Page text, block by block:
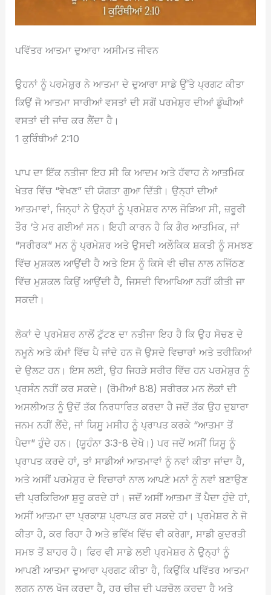
ਪਵਿੱਤਰ ਆਤਮਾ ਦੁਆਰਾ ਅਸੀਮਤ ਜੀਵਨ
ਉਹਨਾਂ ਨੂੰ ਪਰਮੇਸ਼ੁਰ ਨੇ ਆਤਮਾ ਦੇ ਦੁਆਰਾ ਸਾਡੇ ਉੱਤੇ ਪ੍ਰਗਟ ਕੀਤਾ
ਕਿਉਂ ਜੋ ਆਤਮਾ ਸਾਰੀਆਂ ਵਸਤਾਂ ਦੀ ਸਗੋਂ ਪਰਮੇਸ਼ੁਰ ਦੀਆਂ ਡੂੰਘੀਆਂ
ਵਸਤਾਂ ਦੀ ਜਾਂਚ ਕਰ ਲੈਂਦਾ ਹੈ।
1 ਕੁਰਿੰਥੀਆਂ 2:10
ਪਾਪ ਦਾ ਇੱਕ ਨਤੀਜਾ ਇਹ ਸੀ ਕਿ ਆਦਮ ਅਤੇ ਹੱਵਾਹ ਨੇ ਆਤਮਿਕ
ਖੇਤਰ ਵਿੱਚ “ਵੇਖਣ” ਦੀ ਯੋਗਤਾ ਗੁਆ ਦਿੱਤੀ। ਉਨ੍ਹਾਂ ਦੀਆਂ
ਆਤਮਾਵਾਂ, ਜਿਨ੍ਹਾਂ ਨੇ ਉਨ੍ਹਾਂ ਨੂੰ ਪ੍ਰਮੇਸ਼ਰ ਨਾਲ ਜੋੜਿਆ ਸੀ, ਜ਼ਰੂਰੀ
ਤੌਰ ‘ਤੇ ਮਰ ਗਈਆਂ ਸਨ। ਇਹੀ ਕਾਰਨ ਹੈ ਕਿ ਗੈਰ ਆਤਮਿਕ, ਜਾਂ
“ਸਰੀਰਕ” ਮਨ ਨੂੰ ਪ੍ਰਮੇਸ਼ਰ ਅਤੇ ਉਸਦੀ ਅਲੌਕਿਕ ਸ਼ਕਤੀ ਨੂੰ ਸਮਝਣ
ਵਿੱਚ ਮੁਸ਼ਕਲ ਆਉਂਦੀ ਹੈ ਅਤੇ ਇਸ ਨੂੰ ਕਿਸੇ ਵੀ ਚੀਜ਼ ਨਾਲ ਨਜਿੱਠਣ
ਵਿੱਚ ਮੁਸ਼ਕਲ ਕਿਉਂ ਆਉਂਦੀ ਹੈ, ਜਿਸਦੀ ਵਿਆਖਿਆ ਨਹੀਂ ਕੀਤੀ ਜਾ
ਸਕਦੀ।
ਲੋਕਾਂ ਦੇ ਪ੍ਰਮੇਸ਼ਰ ਨਾਲੋਂ ਟੁੱਟਣ ਦਾ ਨਤੀਜਾ ਇਹ ਹੈ ਕਿ ਉਹ ਸੋਚਣ ਦੇ
ਨਮੂਨੇ ਅਤੇ ਕੰਮਾਂ ਵਿੱਚ ਪੈ ਜਾਂਦੇ ਹਨ ਜੋ ਉਸਦੇ ਵਿਚਾਰਾਂ ਅਤੇ ਤਰੀਕਿਆਂ
ਦੇ ਉਲਟ ਹਨ। ਇਸ ਲਈ, ਉਹ ਜਿਹੜੇ ਸਰੀਰ ਵਿੱਚ ਹਨ ਪਰਮੇਸ਼ੁਰ ਨੂੰ
ਪ੍ਰਸੰਨ ਨਹੀਂ ਕਰ ਸਕਦੇ। (ਰੋਮੀਆਂ 8:8) ਸਰੀਰਕ ਮਨ ਲੋਕਾਂ ਦੀ
ਅਸਲੀਅਤ ਨੂੰ ਉਦੋਂ ਤੱਕ ਨਿਰਧਾਰਿਤ ਕਰਦਾ ਹੈ ਜਦੋਂ ਤੱਕ ਉਹ ਦੁਬਾਰਾ
ਜਨਮ ਨਹੀਂ ਲੈਂਦੇ, ਜਾਂ ਯਿਸੂ ਮਸੀਹ ਨੂੰ ਪ੍ਰਾਪਤ ਕਰਕੇ “ਆਤਮਾ ਤੋਂ
ਪੈਦਾ” ਹੁੰਦੇ ਹਨ। (ਯੂਹੰਨਾ 3:3-8 ਦੇਖੋ।) ਪਰ ਜਦੋਂ ਅਸੀਂ ਯਿਸੂ ਨੂੰ
ਪ੍ਰਾਪਤ ਕਰਦੇ ਹਾਂ, ਤਾਂ ਸਾਡੀਆਂ ਆਤਮਾਵਾਂ ਨੂੰ ਨਵਾਂ ਕੀਤਾ ਜਾਂਦਾ ਹੈ,
ਅਤੇ ਅਸੀਂ ਪਰਮੇਸ਼ੁਰ ਦੇ ਵਿਚਾਰਾਂ ਨਾਲ ਆਪਣੇ ਮਨਾਂ ਨੂੰ ਨਵਾਂ ਬਣਾਉਣ
ਦੀ ਪ੍ਰਕਿਰਿਆ ਸ਼ੁਰੂ ਕਰਦੇ ਹਾਂ। ਜਦੋਂ ਅਸੀਂ ਆਤਮਾ ਤੋਂ ਪੈਦਾ ਹੁੰਦੇ ਹਾਂ,
ਅਸੀਂ ਆਤਮਾ ਦਾ ਪ੍ਰਕਾਸ਼ ਪ੍ਰਾਪਤ ਕਰ ਸਕਦੇ ਹਾਂ। ਪ੍ਰਮੇਸ਼ਰ ਨੇ ਜੋ
ਕੀਤਾ ਹੈ, ਕਰ ਰਿਹਾ ਹੈ ਅਤੇ ਭਵਿੱਖ ਵਿੱਚ ਵੀ ਕਰੇਗਾ, ਸਾਡੀ ਕੁਦਰਤੀ
ਸਮਝ ਤੋਂ ਬਾਹਰ ਹੈ। ਫਿਰ ਵੀ ਸਾਡੇ ਲਈ ਪ੍ਰਮੇਸ਼ਰ ਨੇ ਉਨ੍ਹਾਂ ਨੂੰ
ਆਪਣੀ ਆਤਮਾ ਦੁਆਰਾ ਪ੍ਰਗਟ ਕੀਤਾ ਹੈ, ਕਿਉਂਕਿ ਪਵਿੱਤਰ ਆਤਮਾ
ਲਗਨ ਨਾਲ ਖੋਜ ਕਰਦਾ ਹੈ, ਹਰ ਚੀਜ਼ ਦੀ ਪੜਚੋਲ ਕਰਦਾ ਹੈ ਅਤੇ